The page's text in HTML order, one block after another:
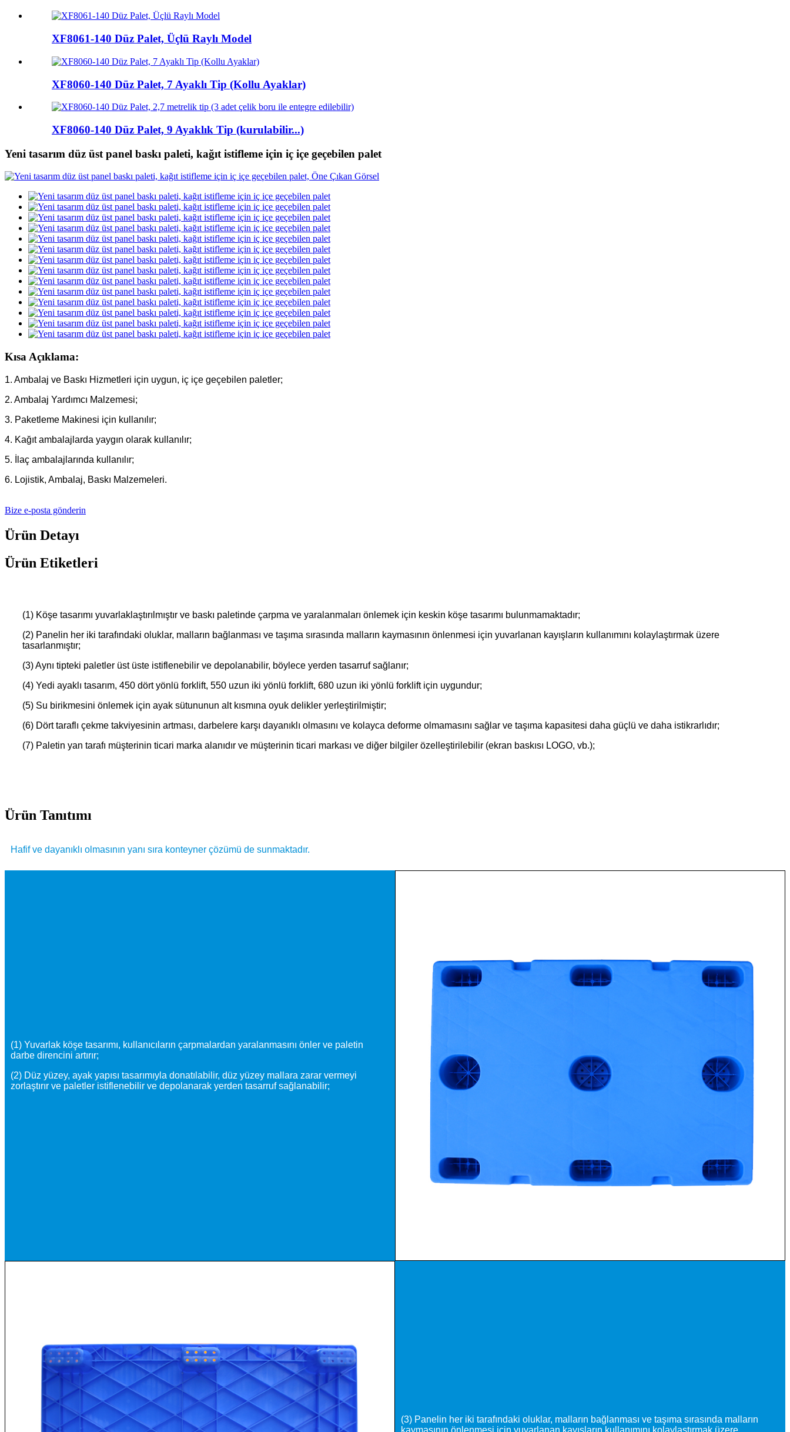
XF8061-140 Düz Palet, Üçlü Raylı Model
XF8060-140 Düz Palet, 7 Ayaklı Tip (Kollu Ayaklar)
XF8060-140 Düz Palet, 9 Ayaklık Tip (kurulabilir...)
Yeni tasarım düz üst panel baskı paleti, kağıt istifleme için iç içe geçebilen palet
Kısa Açıklama:
1. Ambalaj ve Baskı Hizmetleri için uygun, iç içe geçebilen paletler;
2. Ambalaj Yardımcı Malzemesi;
3. Paketleme Makinesi için kullanılır;
4. Kağıt ambalajlarda yaygın olarak kullanılır;
5. İlaç ambalajlarında kullanılır;
6. Lojistik, Ambalaj, Baskı Malzemeleri.
Bize e-posta gönderin
Ürün Detayı
Ürün Etiketleri
(1) Köşe tasarımı yuvarlaklaştırılmıştır ve baskı paletinde çarpma ve yaralanmaları önlemek için keskin köşe tasarımı bulunmamaktadır;
(2) Panelin her iki tarafındaki oluklar, malların bağlanması ve taşıma sırasında malların kaymasının önlenmesi için yuvarlanan kayışların kullanımını kolaylaştırmak üzere
tasarlanmıştır;
(3) Aynı tipteki paletler üst üste istiflenebilir ve depolanabilir, böylece yerden tasarruf sağlanır;
(4) Yedi ayaklı tasarım, 450 dört yönlü forklift, 550 uzun iki yönlü forklift, 680 uzun iki yönlü forklift için uygundur;
(5) Su birikmesini önlemek için ayak sütununun alt kısmına oyuk delikler yerleştirilmiştir;
(6) Dört taraflı çekme takviyesinin artması, darbelere karşı dayanıklı olmasını ve kolayca deforme olmamasını sağlar ve taşıma kapasitesi daha güçlü ve daha istikrarlıdır;
(7) Paletin yan tarafı müşterinin ticari marka alanıdır ve müşterinin ticari markası ve diğer bilgiler özelleştirilebilir (ekran baskısı LOGO, vb.);
Ürün Tanıtımı
Hafif ve dayanıklı olmasının yanı sıra konteyner çözümü de sunmaktadır.
(1) Yuvarlak köşe tasarımı, kullanıcıların çarpmalardan yaralanmasını önler ve paletin
darbe direncini artırır;
(2) Düz yüzey, ayak yapısı tasarımıyla donatılabilir, düz yüzey mallara zarar vermeyi
zorlaştırır ve paletler istiflenebilir ve depolanarak yerden tasarruf sağlanabilir;
(3) Panelin her iki tarafındaki oluklar, malların bağlanması ve taşıma sırasında malların
kaymasının önlenmesi için yuvarlanan kayışların kullanımını kolaylaştırmak üzere